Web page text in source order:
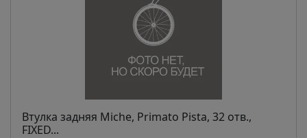
Втулка задняя Miche, Primato Pista, 32 отв.,
FIXED...